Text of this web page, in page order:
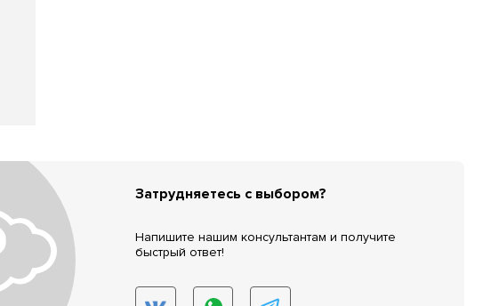
Затрудняетесь с выбором?
Напишите нашим консультантам и получите
быстрый ответ!